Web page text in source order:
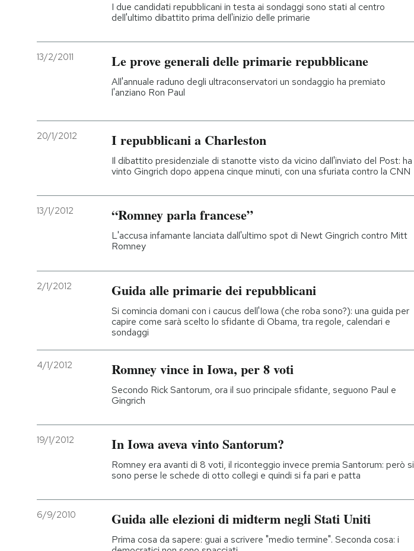
I due candidati repubblicani in testa ai sondaggi sono stati al centro
dell'ultimo dibattito prima dell'inizio delle primarie
13/2/2011 Le prove generali delle primarie repubblicane
All'annuale raduno degli ultraconservatori un sondaggio ha premiato
l'anziano Ron Paul
20/1/2012 I repubblicani a Charleston
Il dibattito presidenziale di stanotte visto da vicino dall'inviato del Post: ha
vinto Gingrich dopo appena cinque minuti, con una sfuriata contro la CNN
13/1/2012 “Romney parla francese”
L'accusa infamante lanciata dall'ultimo spot di Newt Gingrich contro Mitt
Romney
2/1/2012 Guida alle primarie dei repubblicani
Si comincia domani con i caucus dell'Iowa (che roba sono?): una guida per
capire come sarà scelto lo sfidante di Obama, tra regole, calendari e
sondaggi
4/1/2012 Romney vince in Iowa, per 8 voti
Secondo Rick Santorum, ora il suo principale sfidante, seguono Paul e
Gingrich
19/1/2012 In Iowa aveva vinto Santorum?
Romney era avanti di 8 voti, il riconteggio invece premia Santorum: però si
sono perse le schede di otto collegi e quindi si fa pari e patta
6/9/2010 Guida alle elezioni di midterm negli Stati Uniti
Prima cosa da sapere: guai a scrivere "medio termine". Seconda cosa: i